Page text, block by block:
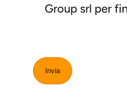
Group srl per
Invia